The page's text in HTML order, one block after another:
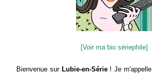
[Voir ma bio sériephile]
Bienvenue sur Lubie-en-Série! Je m'appelle